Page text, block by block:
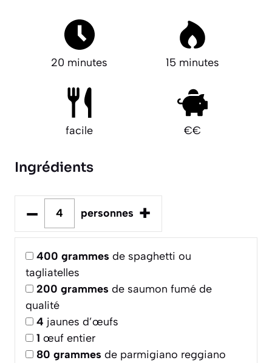
20 minutes 15 minutes
facile €€
Ingrédients
– personnes +
400 grammes de spaghetti ou
tagliatelles
200 grammes de saumon fumé de
qualité
4 jaunes d’œufs
1 œuf entier
80 grammes de parmigiano reggiano